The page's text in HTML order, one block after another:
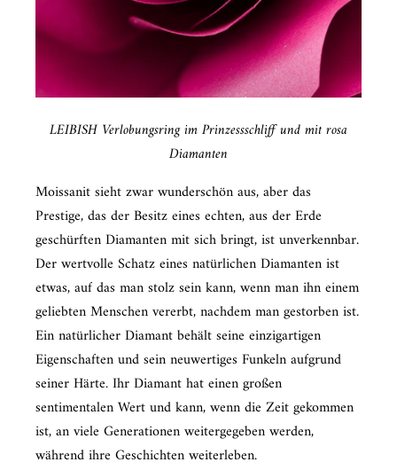
LEIBISH Verlobungsring im Prinzessschliff und mit rosa
Diamanten
Moissanit sieht zwar wunderschön aus, aber das
Prestige, das der Besitz eines echten, aus der Erde
geschürften Diamanten mit sich bringt, ist unverkennbar.
Der wertvolle Schatz eines natürlichen Diamanten ist
etwas, auf das man stolz sein kann, wenn man ihn einem
geliebten Menschen vererbt, nachdem man gestorben ist.
Ein natürlicher Diamant behält seine einzigartigen
Eigenschaften und sein neuwertiges Funkeln aufgrund
seiner Härte. Ihr Diamant hat einen großen
sentimentalen Wert und kann, wenn die Zeit gekommen
ist, an viele Generationen weitergegeben werden,
während ihre Geschichten weiterleben.